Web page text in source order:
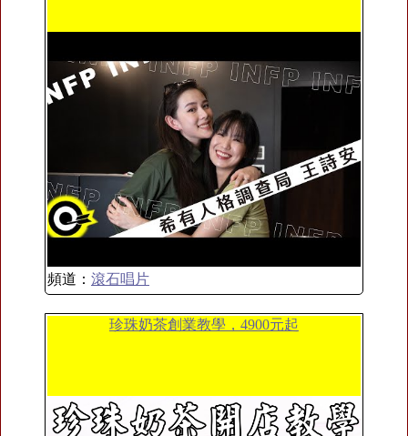
頻道： 滾石唱片
珍珠奶茶創業教學，4900元起